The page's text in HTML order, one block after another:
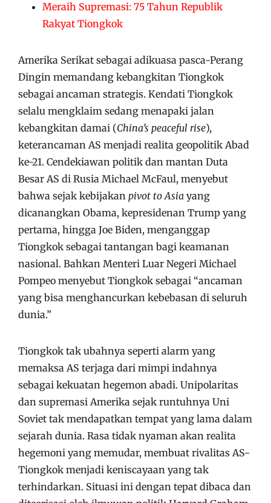
Meraih Supremasi: 75 Tahun Republik
Rakyat Tiongkok
Amerika Serikat sebagai adikuasa pasca-Perang
Dingin memandang kebangkitan Tiongkok
sebagai ancaman strategis. Kendati Tiongkok
selalu mengklaim sedang menapaki jalan
kebangkitan damai (China’s peaceful rise),
keterancaman AS menjadi realita geopolitik Abad
ke-21. Cendekiawan politik dan mantan Duta
Besar AS di Rusia Michael McFaul, menyebut
bahwa sejak kebijakan pivot to Asia yang
dicanangkan Obama, kepresidenan Trump yang
pertama, hingga Joe Biden, menganggap
Tiongkok sebagai tantangan bagi keamanan
nasional. Bahkan Menteri Luar Negeri Michael
Pompeo menyebut Tiongkok sebagai “ancaman
yang bisa menghancurkan kebebasan di seluruh
dunia.”
Tiongkok tak ubahnya seperti alarm yang
memaksa AS terjaga dari mimpi indahnya
sebagai kekuatan hegemon abadi. Unipolaritas
dan supremasi Amerika sejak runtuhnya Uni
Soviet tak mendapatkan tempat yang lama dalam
sejarah dunia. Rasa tidak nyaman akan realita
hegemoni yang memudar, membuat rivalitas AS-
Tiongkok menjadi keniscayaan yang tak
terhindarkan. Situasi ini dengan tepat dibaca dan